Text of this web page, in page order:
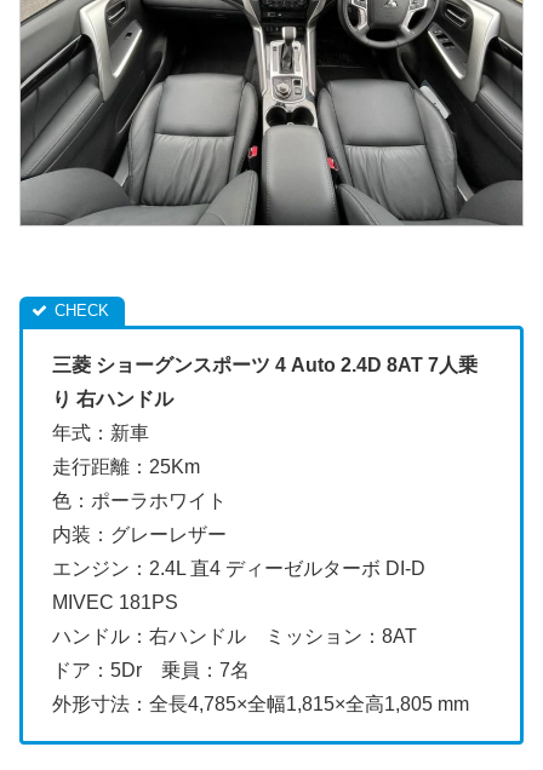
三菱 ショーグンスポーツ 4 Auto 2.4D 8AT 7人乗
り 右ハンドル
年式：新車
走行距離：25Km
色：ポーラホワイト
内装：グレーレザー
エンジン：2.4L 直4 ディーゼルターボ DI-D
MIVEC 181PS
ハンドル：右ハンドル ミッション：8AT
ドア：5Dr 乗員：7名
外形寸法：全長4,785×全幅1,815×全高1,805 mm